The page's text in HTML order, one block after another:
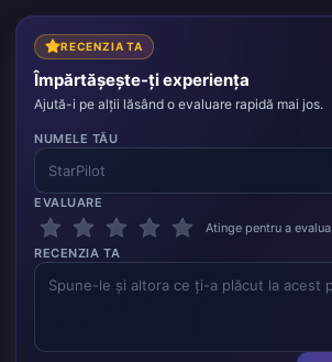
RECENZIA TA
Împărtășește-ți experiența
Ajută-i pe alții lăsând o evaluare rapidă mai jos.
NUMELE TĂU
EVALUARE
Atinge pentru a evalua
RECENZIA TA